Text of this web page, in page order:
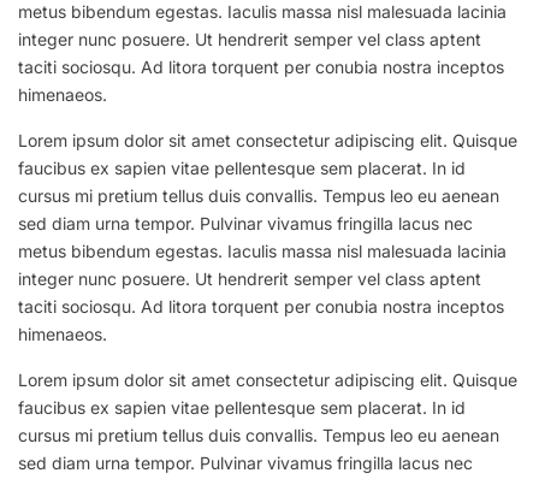
metus bibendum egestas. Iaculis massa nisl malesuada lacinia
integer nunc posuere. Ut hendrerit semper vel class aptent
taciti sociosqu. Ad litora torquent per conubia nostra inceptos
himenaeos.
Lorem ipsum dolor sit amet consectetur adipiscing elit. Quisque
faucibus ex sapien vitae pellentesque sem placerat. In id
cursus mi pretium tellus duis convallis. Tempus leo eu aenean
sed diam urna tempor. Pulvinar vivamus fringilla lacus nec
metus bibendum egestas. Iaculis massa nisl malesuada lacinia
integer nunc posuere. Ut hendrerit semper vel class aptent
taciti sociosqu. Ad litora torquent per conubia nostra inceptos
himenaeos.
Lorem ipsum dolor sit amet consectetur adipiscing elit. Quisque
faucibus ex sapien vitae pellentesque sem placerat. In id
cursus mi pretium tellus duis convallis. Tempus leo eu aenean
sed diam urna tempor. Pulvinar vivamus fringilla lacus nec